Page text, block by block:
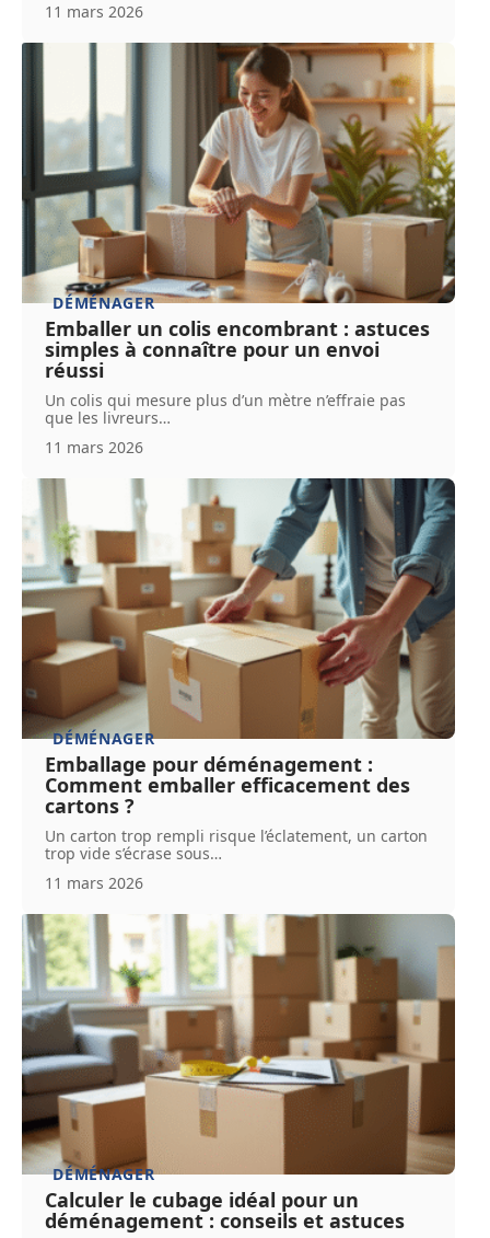
11 mars 2026
DÉMÉNAGER
Emballer un colis encombrant : astuces
simples à connaître pour un envoi
réussi
Un colis qui mesure plus d’un mètre n’effraie pas
que les livreurs…
11 mars 2026
DÉMÉNAGER
Emballage pour déménagement :
Comment emballer efficacement des
cartons ?
Un carton trop rempli risque l’éclatement, un carton
trop vide s’écrase sous…
11 mars 2026
DÉMÉNAGER
Calculer le cubage idéal pour un
déménagement : conseils et astuces